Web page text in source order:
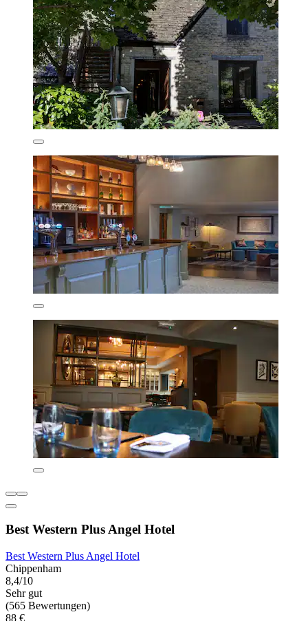
Best Western Plus Angel Hotel
Best Western Plus Angel Hotel
Chippenham
8,4/10
Sehr gut
(565 Bewertungen)
88 €